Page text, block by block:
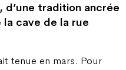
d’une tradition ancrée
la cave de la rue
tenue en mars. Pour